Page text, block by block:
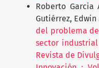
Roberto Garcia
Gutiérrez, Edwin
del problema
sector
Revista de